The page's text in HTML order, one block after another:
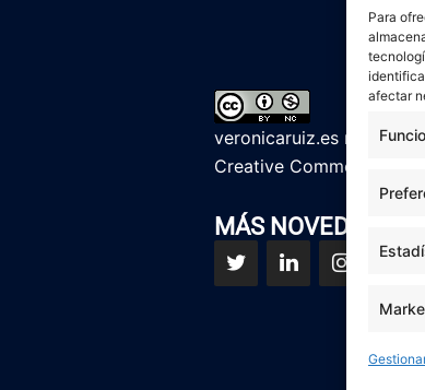
Para
afectar
veronicaruiz.es realizada
Creative Commons
MÁS NOVEDADES